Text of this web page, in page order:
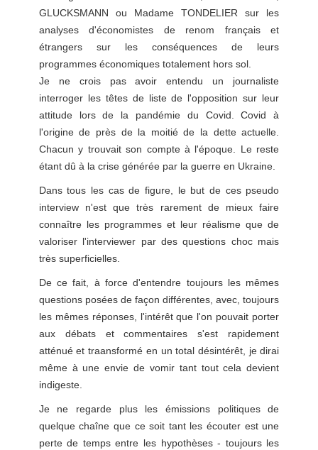
GLUCKSMANN ou Madame TONDELIER sur les
analyses d'économistes de renom français et
étrangers sur les conséquences de leurs
programmes économiques totalement hors sol.
Je ne crois pas avoir entendu un journaliste
interroger les têtes de liste de l'opposition sur leur
attitude lors de la pandémie du Covid. Covid à
l'origine de près de la moitié de la dette actuelle.
Chacun y trouvait son compte à l'époque. Le reste
étant dû à la crise générée par la guerre en Ukraine.
Dans tous les cas de figure, le but de ces pseudo
interview n'est que très rarement de mieux faire
connaître les programmes et leur réalisme que de
valoriser l'interviewer par des questions choc mais
très superficielles.
De ce fait, à force d'entendre toujours les mêmes
questions posées de façon différentes, avec, toujours
les mêmes réponses, l'intérêt que l'on pouvait porter
aux débats et commentaires s'est rapidement
atténué et traansformé en un total désintérêt, je dirai
même à une envie de vomir tant tout cela devient
indigeste.
Je ne regarde plus les émissions politiques de
quelque chaîne que ce soit tant les écouter est une
perte de temps entre les hypothèses - toujours les